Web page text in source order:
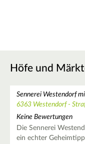
Höfe und
Sennerei Westendorf
6363 Westendorf -
Keine Bewertungen
Die Sennerei
ein echter